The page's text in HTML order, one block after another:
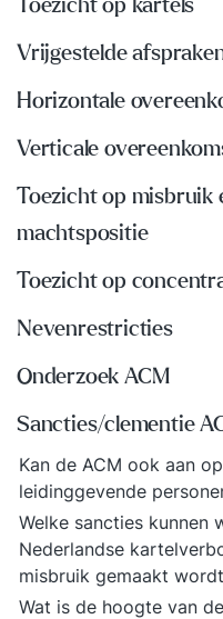
Toezicht op kartels
Vrijgestelde
Horizontale
Verticale
Toezicht op misbruik
machtspositie
Toezicht op
Nevenrestricties
Onderzoek ACM
Sancties/clementie
Kan de ACM ook aan
leidinggevende
Welke sancties kunnen
Nederlandse
misbruik gemaakt
Wat is de hoogte van